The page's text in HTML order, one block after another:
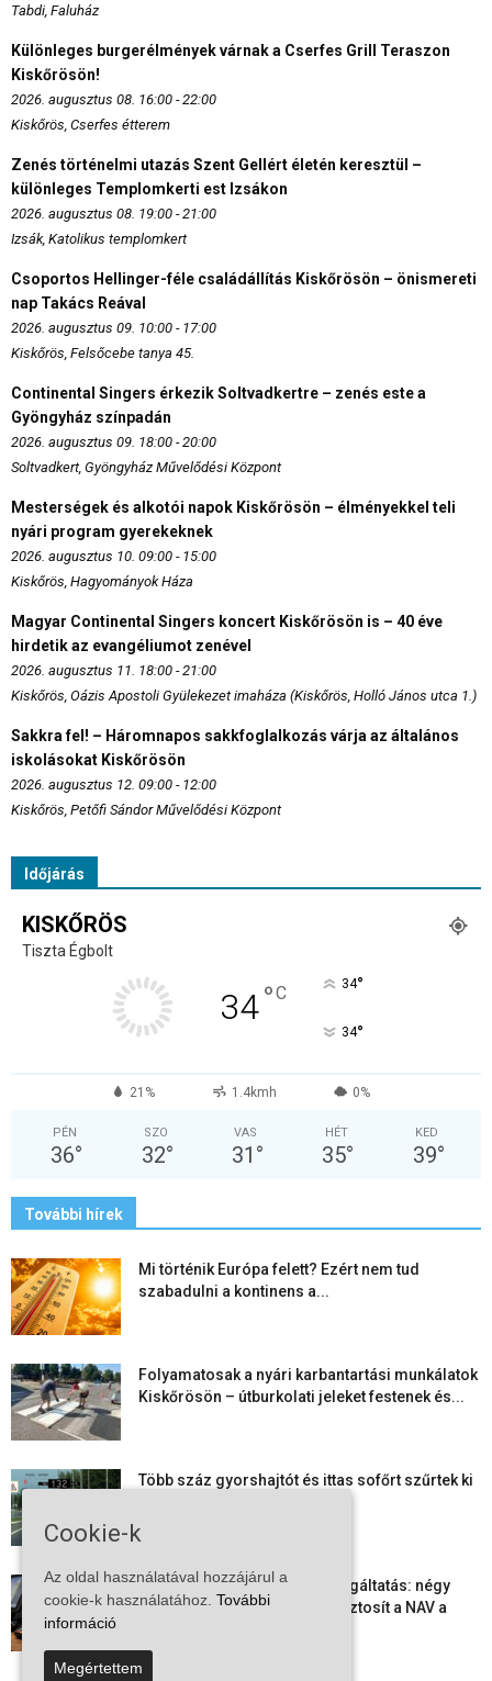
Tabdi, Faluház
Különleges burgerélmények várnak a Cserfes Grill Teraszon
Kiskőrösön!
2026. augusztus 08. 16:00 - 22:00
Kiskőrös, Cserfes étterem
Zenés történelmi utazás Szent Gellért életén keresztül –
különleges Templomkerti est Izsákon
2026. augusztus 08. 19:00 - 21:00
Izsák, Katolikus templomkert
Csoportos Hellinger-féle családállítás Kiskőrösön – önismereti
nap Takács Reával
2026. augusztus 09. 10:00 - 17:00
Kiskőrös, Felsőcebe tanya 45.
Continental Singers érkezik Soltvadkertre – zenés este a
Gyöngyház színpadán
2026. augusztus 09. 18:00 - 20:00
Soltvadkert, Gyöngyház Művelődési Központ
Mesterségek és alkotói napok Kiskőrösön – élményekkel teli
nyári program gyerekeknek
2026. augusztus 10. 09:00 - 15:00
Kiskőrös, Hagyományok Háza
Magyar Continental Singers koncert Kiskőrösön is – 40 éve
hirdetik az evangéliumot zenével
2026. augusztus 11. 18:00 - 21:00
Kiskőrös, Oázis Apostoli Gyülekezet imaháza (Kiskőrös, Holló János utca 1.)
Sakkra fel! – Háromnapos sakkfoglalkozás várja az általános
iskolásokat Kiskőrösön
2026. augusztus 12. 09:00 - 12:00
Kiskőrös, Petőfi Sándor Művelődési Központ
Időjárás
KISKŐRÖS
Tiszta Égbolt
34°C 34°
34°
21% 1.4kmh 0%
PÉN
36°
SZO
32°
VAS
31 °
HÉT
35°
KED
39°
További hírek
Mi történik Európa felett? Ezért nem tud
szabadulni a kontinens a...
Folyamatosak a nyári karbantartási munkálatok
Kiskőrösön – útburkolati jeleket festenek és...
Több száz gyorshajtót és ittas sofőrt szűrtek ki
Elektronikus nyugtaadat-szolgáltatás: négy
hónapos átállási időszakot biztosít a NAV a
Cookie-k
Az oldal használatával hozzájárul a
cookie-k használatához. További
információ
Megértettem